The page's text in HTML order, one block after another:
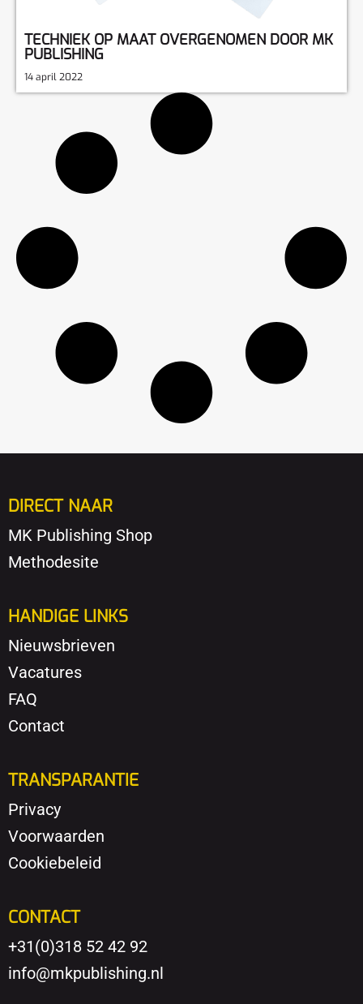
TECHNIEK OP MAAT OVERGENOMEN DOOR MK
PUBLISHING
14 april 2022
DIRECT NAAR
MK Publishing Shop
Methodesite
HANDIGE LINKS
Nieuwsbrieven
Vacatures
FAQ
Contact
TRANSPARANTIE
Privacy
Voorwaarden
Cookiebeleid
CONTACT
+31(0)318 52 42 92
info@mkpublishing.nl